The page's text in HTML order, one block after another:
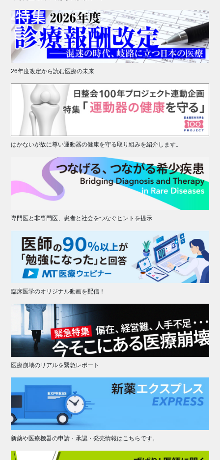
26年度改定から読む医療の未来
はかないが故に尊い運動器の健康を守る取り組みを紹介します。
専門医と非専門医、患者と社会をつなぐヒントを提示
臨床医学のオリジナル動画を配信！
医療崩壊のリアルを緊急レポート
新薬や医療機器の申請・承認・発売情報はこちらです。